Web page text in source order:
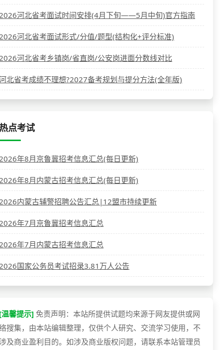
河北省考面试时间安排(4月下旬——5月中旬)官方指南
河北省考面试形式/分值/题型(结构化+评分标准)
河北省考乡镇岗/省直岗/公安岗进面分数线对比
北省考成绩不理想?2027备考规划与提分方法(全年版)
点考试
年8月京鲁冀招考信息汇总(每日更新)
年8月内蒙古招考信息汇总(每日更新)
内蒙古辅警招聘公告汇总|12盟市持续更新
年7月京鲁冀招考信息汇总
年7月内蒙古招考信息汇总
国家公务员考试招录3.81万人公告
馨提示] 免责声明：本站所提供试题均来源于网友提供或网
搜集，由本站编辑整理，仅供个人研究、交流学习使用，不
及商业盈利目的。如涉及商业版权问题，请联系本站管理员